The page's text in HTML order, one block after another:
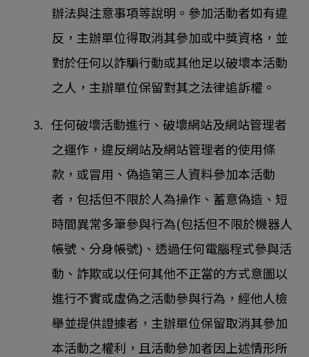
辦法與注意事項等說明。參加活動者如有違
反，主辦單位得取消其參加或中獎資格，並
對於任何以詐騙行動或其他足以破壞本活動
之人，主辦單位保留對其之法律追訴權。
3. 任何破壞活動進行、破壞網站及網站管理者
之運作，違反網站及網站管理者的使用條
款，或冒用、偽造第三人資料參加本活動
者，包括但不限於人為操作、蓄意偽造、短
時間異常多筆參與行為(包括但不限於機器人
帳號、分身帳號)、透過任何電腦程式參與活
動、詐欺或以任何其他不正當的方式意圖以
進行不實或虛偽之活動參與行為，經他人檢
舉並提供證據者，主辦單位保留取消其參加
本活動之權利，且活動參加者因上述情形所